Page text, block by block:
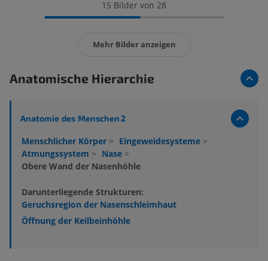
15 Bilder von 28
Mehr Bilder anzeigen
Anatomische Hierarchie
Anatomie des Menschen 2
Menschlicher Körper > Eingeweidesysteme >
Atmungssystem > Nase >
Obere Wand der Nasenhöhle
Darunterliegende Strukturen:
Geruchsregion der Nasenschleimhaut
Öffnung der Keilbeinhöhle